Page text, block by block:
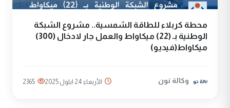
محطة كربلاء للطاقة الشمسية.. مشروع الشبكة
الوطنية بـ (22) ميكاواط والعمل جار لادخال (300)
ميكاواط(فيديو)
وكالة نون الأربعاء 24 ايلول 2025 2365